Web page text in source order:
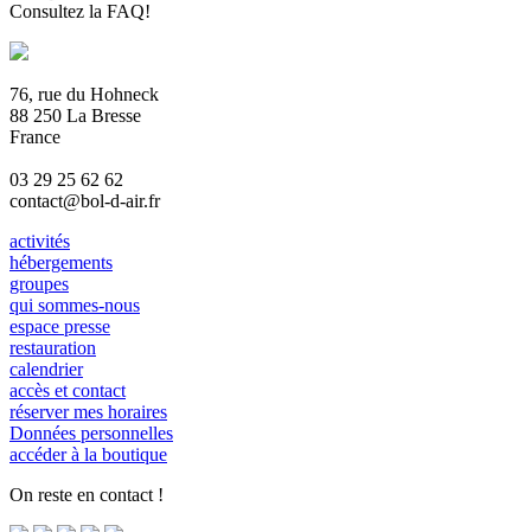
Consultez la FAQ!
76, rue du Hohneck
88 250 La Bresse
France
03 29 25 62 62
contact@bol-d-air.fr
activités
hébergements
groupes
qui sommes-nous
espace presse
restauration
calendrier
accès et contact
réserver mes horaires
Données personnelles
accéder à la boutique
On reste en contact !